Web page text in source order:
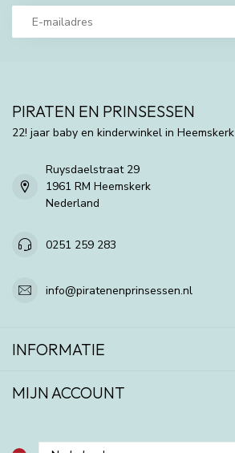
PIRATEN EN PRINSESSEN
22! jaar baby en kinderwinkel in Heemskerk
Ruysdaelstraat 29
1961 RM Heemskerk
Nederland
0251 259 283
info@piratenenprinsessen.nl
INFORMATIE
MIJN ACCOUNT